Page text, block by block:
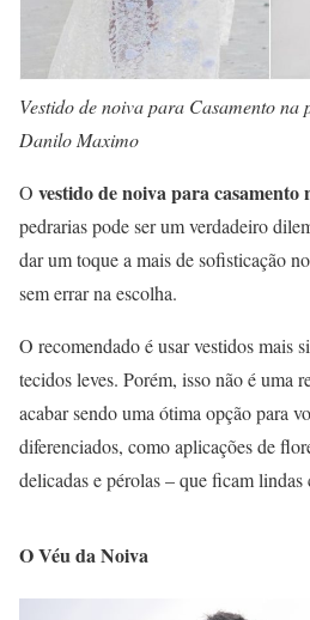
Vestido de noiva para Casamento
Danilo Maximo
O vestido de noiva para casamento
pedrarias pode ser um verdadeiro
dar um toque a mais de sofisticação
sem errar na escolha.
O recomendado é usar vestidos mais
tecidos leves. Porém, isso não é uma
acabar sendo uma ótima opção para
diferenciados, como aplicações de
delicadas e pérolas – que ficam lindas
O Véu da Noiva